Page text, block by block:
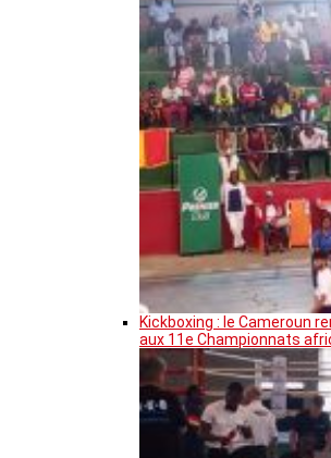
Kickboxing : le Cameroun
aux 11e Championnats